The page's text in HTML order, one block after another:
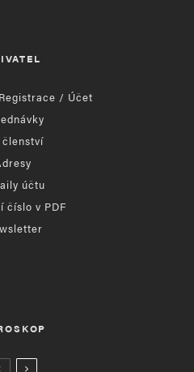
/ Účet
členství
účtu
číslo v PDF